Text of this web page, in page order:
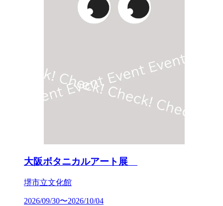
大阪ボタニカルアート展
堺市立文化館
2026/09/30〜2026/10/04